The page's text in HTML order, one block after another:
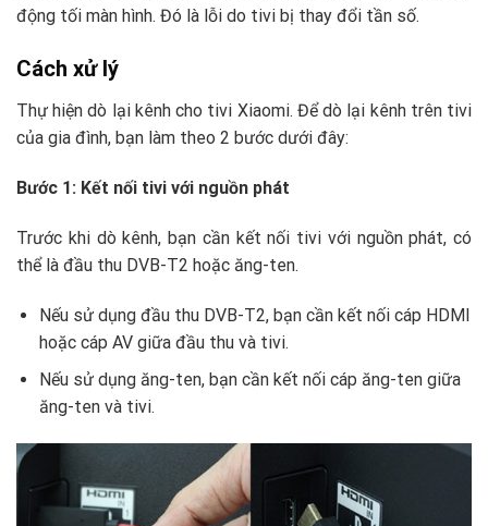
động tối màn hình. Đó là lỗi do tivi bị thay đổi tần số.
Cách xử lý
Thự hiện dò lại kênh cho tivi Xiaomi. Để dò lại kênh trên tivi
của gia đình, bạn làm theo 2 bước dưới đây:
Bước 1: Kết nối tivi với nguồn phát
Trước khi dò kênh, bạn cần kết nối tivi với nguồn phát, có
thể là đầu thu DVB-T2 hoặc ăng-ten.
Nếu sử dụng đầu thu DVB-T2, bạn cần kết nối cáp HDMI
hoặc cáp AV giữa đầu thu và tivi.
Nếu sử dụng ăng-ten, bạn cần kết nối cáp ăng-ten giữa
ăng-ten và tivi.